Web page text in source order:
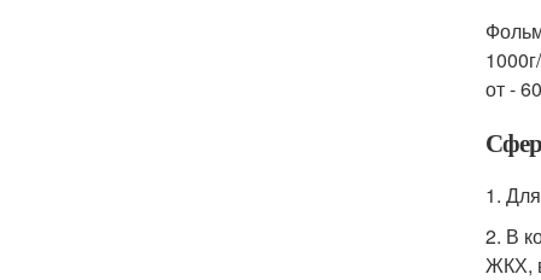
от -
1.
2. В
ЖКХ,